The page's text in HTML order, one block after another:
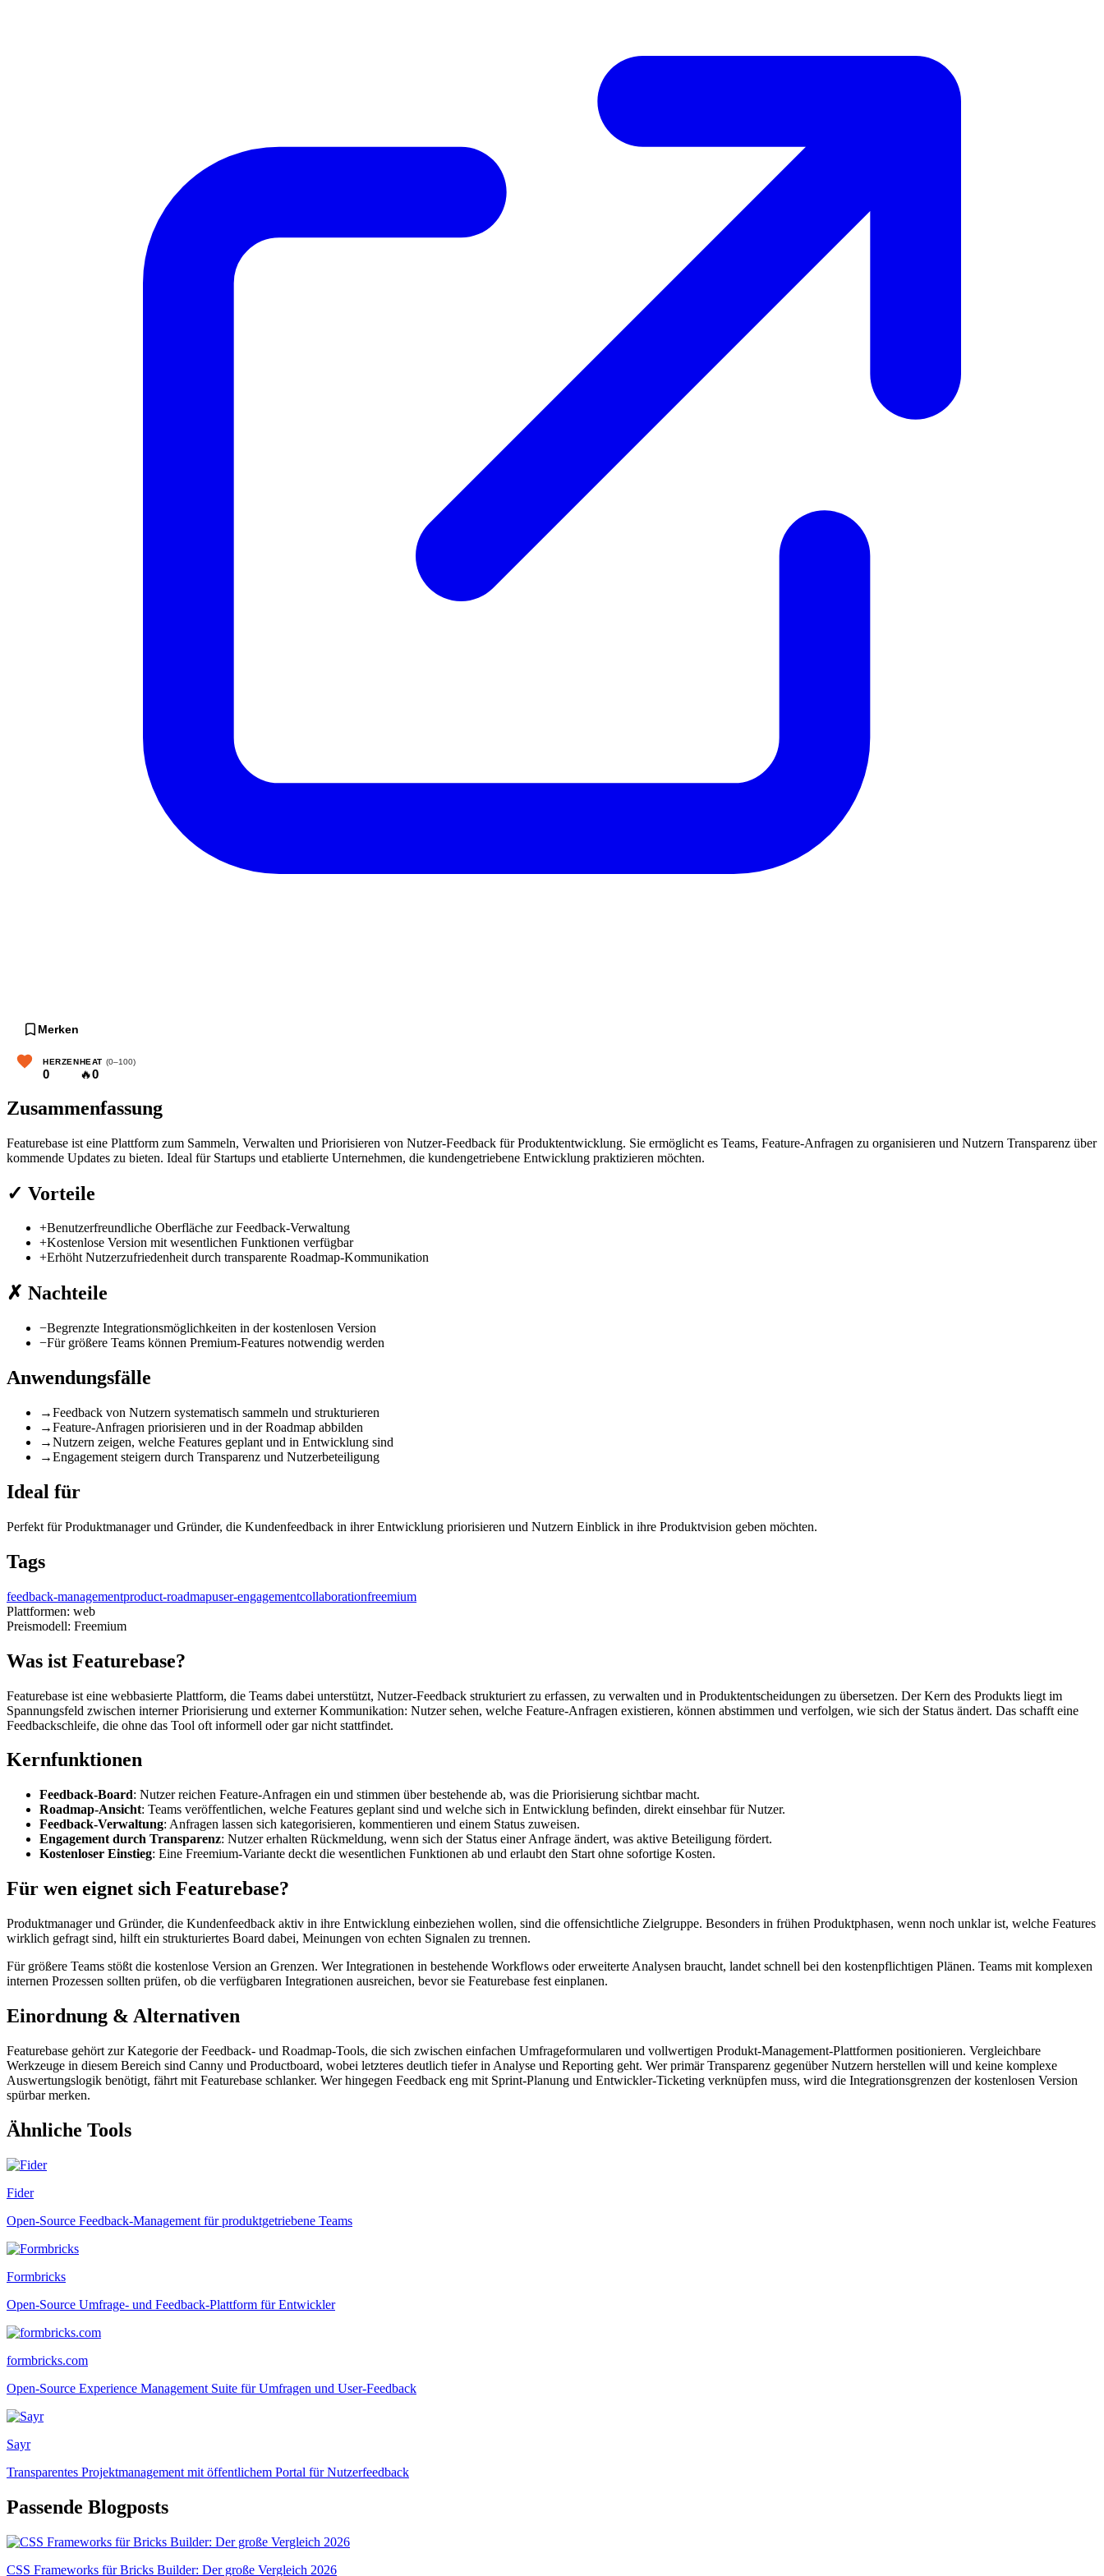
Merken
HERZEN
0
HEAT (0–100)
🔥0
Zusammenfassung
Featurebase ist eine Plattform zum Sammeln, Verwalten und Priorisieren von Nutzer-Feedback für Produktentwicklung. Sie ermöglicht es Teams, Feature-Anfragen zu organisieren und Nutzern Transparenz über
kommende Updates zu bieten. Ideal für Startups und etablierte Unternehmen, die kundengetriebene Entwicklung praktizieren möchten.
✓ Vorteile
+Benutzerfreundliche Oberfläche zur Feedback-Verwaltung
+Kostenlose Version mit wesentlichen Funktionen verfügbar
+Erhöht Nutzerzufriedenheit durch transparente Roadmap-Kommunikation
✗ Nachteile
−Begrenzte Integrationsmöglichkeiten in der kostenlosen Version
−Für größere Teams können Premium-Features notwendig werden
Anwendungsfälle
→Feedback von Nutzern systematisch sammeln und strukturieren
→Feature-Anfragen priorisieren und in der Roadmap abbilden
→Nutzern zeigen, welche Features geplant und in Entwicklung sind
→Engagement steigern durch Transparenz und Nutzerbeteiligung
Ideal für
Perfekt für Produktmanager und Gründer, die Kundenfeedback in ihrer Entwicklung priorisieren und Nutzern Einblick in ihre Produktvision geben möchten.
Tags
feedback-managementproduct-roadmapuser-engagementcollaborationfreemium
Plattformen: web
Preismodell: Freemium
Was ist Featurebase?
Featurebase ist eine webbasierte Plattform, die Teams dabei unterstützt, Nutzer-Feedback strukturiert zu erfassen, zu verwalten und in Produktentscheidungen zu übersetzen. Der Kern des Produkts liegt im
Spannungsfeld zwischen interner Priorisierung und externer Kommunikation: Nutzer sehen, welche Feature-Anfragen existieren, können abstimmen und verfolgen, wie sich der Status ändert. Das schafft eine
Feedbackschleife, die ohne das Tool oft informell oder gar nicht stattfindet.
Kernfunktionen
Feedback-Board: Nutzer reichen Feature-Anfragen ein und stimmen über bestehende ab, was die Priorisierung sichtbar macht.
Roadmap-Ansicht: Teams veröffentlichen, welche Features geplant sind und welche sich in Entwicklung befinden, direkt einsehbar für Nutzer.
Feedback-Verwaltung: Anfragen lassen sich kategorisieren, kommentieren und einem Status zuweisen.
Engagement durch Transparenz: Nutzer erhalten Rückmeldung, wenn sich der Status einer Anfrage ändert, was aktive Beteiligung fördert.
Kostenloser Einstieg: Eine Freemium-Variante deckt die wesentlichen Funktionen ab und erlaubt den Start ohne sofortige Kosten.
Für wen eignet sich Featurebase?
Produktmanager und Gründer, die Kundenfeedback aktiv in ihre Entwicklung einbeziehen wollen, sind die offensichtliche Zielgruppe. Besonders in frühen Produktphasen, wenn noch unklar ist, welche Features
wirklich gefragt sind, hilft ein strukturiertes Board dabei, Meinungen von echten Signalen zu trennen.
Für größere Teams stößt die kostenlose Version an Grenzen. Wer Integrationen in bestehende Workflows oder erweiterte Analysen braucht, landet schnell bei den kostenpflichtigen Plänen. Teams mit komplexen
internen Prozessen sollten prüfen, ob die verfügbaren Integrationen ausreichen, bevor sie Featurebase fest einplanen.
Einordnung & Alternativen
Featurebase gehört zur Kategorie der Feedback- und Roadmap-Tools, die sich zwischen einfachen Umfrageformularen und vollwertigen Produkt-Management-Plattformen positionieren. Vergleichbare
Werkzeuge in diesem Bereich sind Canny und Productboard, wobei letzteres deutlich tiefer in Analyse und Reporting geht. Wer primär Transparenz gegenüber Nutzern herstellen will und keine komplexe
Auswertungslogik benötigt, fährt mit Featurebase schlanker. Wer hingegen Feedback eng mit Sprint-Planung und Entwickler-Ticketing verknüpfen muss, wird die Integrationsgrenzen der kostenlosen Version
spürbar merken.
Ähnliche Tools
Fider
Open-Source Feedback-Management für produktgetriebene Teams
Formbricks
Open-Source Umfrage- und Feedback-Plattform für Entwickler
formbricks.com
Open-Source Experience Management Suite für Umfragen und User-Feedback
Sayr
Transparentes Projektmanagement mit öffentlichem Portal für Nutzerfeedback
Passende Blogposts
CSS Frameworks für Bricks Builder: Der große Vergleich 2026